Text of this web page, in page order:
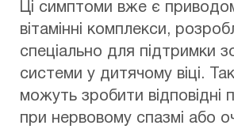
Ці симптоми вже є
вітамінні комплекси,
спеціально для підтримки
системи у дитячому віці.
можуть зробити відповідні
при нервовому спазмі або